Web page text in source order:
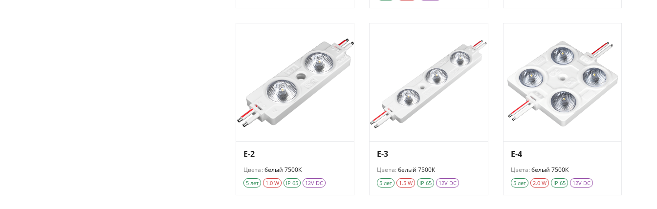
E-2
Цвета: белый 7500К
5 лет 1.0 W IP 65 12V DC
E-3
Цвета: белый 7500К
5 лет 1.5 W IP 65 12V DC
E-4
Цвета: белый 7500К
5 лет 2.0 W IP 65 12V DC